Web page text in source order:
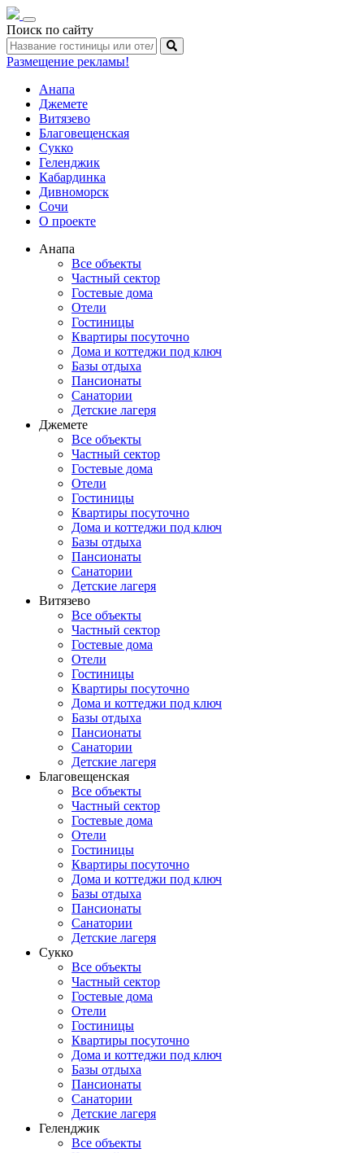
Toggle
navigation
Поиск по сайту
Размещение рекламы!
Анапа
Джемете
Витязево
Благовещенская
Сукко
Геленджик
Кабардинка
Дивноморск
Сочи
О проекте
Анапа
Все объекты
Частный сектор
Гостевые дома
Отели
Гостиницы
Квартиры посуточно
Дома и коттеджи под ключ
Базы отдыха
Пансионаты
Санатории
Детские лагеря
Джемете
Все объекты
Частный сектор
Гостевые дома
Отели
Гостиницы
Квартиры посуточно
Дома и коттеджи под ключ
Базы отдыха
Пансионаты
Санатории
Детские лагеря
Витязево
Все объекты
Частный сектор
Гостевые дома
Отели
Гостиницы
Квартиры посуточно
Дома и коттеджи под ключ
Базы отдыха
Пансионаты
Санатории
Детские лагеря
Благовещенская
Все объекты
Частный сектор
Гостевые дома
Отели
Гостиницы
Квартиры посуточно
Дома и коттеджи под ключ
Базы отдыха
Пансионаты
Санатории
Детские лагеря
Сукко
Все объекты
Частный сектор
Гостевые дома
Отели
Гостиницы
Квартиры посуточно
Дома и коттеджи под ключ
Базы отдыха
Пансионаты
Санатории
Детские лагеря
Геленджик
Все объекты